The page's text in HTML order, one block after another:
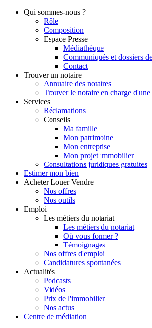
Qui sommes-nous ?
Rôle
Composition
Espace Presse
Médiathèque
Communiqués et dossiers
Contact
Trouver un notaire
Annuaire des notaires
Trouver le notaire en charge d'une
Services
Réclamations
Conseils
Ma famille
Mon patrimoine
Mon entreprise
Mon projet immobilier
Consultations juridiques gratuites
Estimer mon bien
Acheter Louer Vendre
Nos offres
Nos outils
Emploi
Les métiers du notariat
Les métiers du notariat
Où vous former ?
Témoignages
Nos offres d'emploi
Candidatures spontanées
Actualités
Podcasts
Vidéos
Prix de l'immobilier
Nos actus
Centre de médiation